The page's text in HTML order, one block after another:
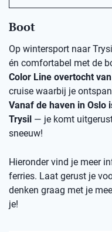
Boot
Op wintersport naar
én comfortabel met de
Color Line overtocht
cruise waarbij je
Vanaf de haven in Oslo
Trysil — je komt
sneeuw!
Hieronder vind je meer
ferries. Laat gerust je
denken graag met je
je!